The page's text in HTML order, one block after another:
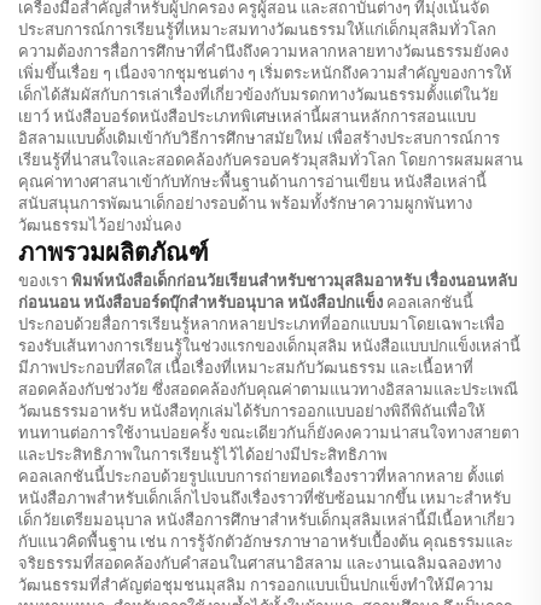
เครื่องมือสำคัญสำหรับผู้ปกครอง ครูผู้สอน และสถาบันต่างๆ ที่มุ่งเน้นจัด
ประสบการณ์การเรียนรู้ที่เหมาะสมทางวัฒนธรรมให้แก่เด็กมุสลิมทั่วโลก
ความต้องการสื่อการศึกษาที่คำนึงถึงความหลากหลายทางวัฒนธรรมยังคง
เพิ่มขึ้นเรื่อย ๆ เนื่องจากชุมชนต่าง ๆ เริ่มตระหนักถึงความสำคัญของการให้
เด็กได้สัมผัสกับการเล่าเรื่องที่เกี่ยวข้องกับมรดกทางวัฒนธรรมตั้งแต่ในวัย
เยาว์ หนังสือบอร์ดหนังสือประเภทพิเศษเหล่านี้ผสานหลักการสอนแบบ
อิสลามแบบดั้งเดิมเข้ากับวิธีการศึกษาสมัยใหม่ เพื่อสร้างประสบการณ์การ
เรียนรู้ที่น่าสนใจและสอดคล้องกับครอบครัวมุสลิมทั่วโลก โดยการผสมผสาน
คุณค่าทางศาสนาเข้ากับทักษะพื้นฐานด้านการอ่านเขียน หนังสือเหล่านี้
สนับสนุนการพัฒนาเด็กอย่างรอบด้าน พร้อมทั้งรักษาความผูกพันทาง
วัฒนธรรมไว้อย่างมั่นคง
ภาพรวมผลิตภัณฑ์
ของเรา พิมพ์หนังสือเด็กก่อนวัยเรียนสำหรับชาวมุสลิมอาหรับ เรื่องนอนหลับ
ก่อนนอน หนังสือบอร์ดบุ๊กสำหรับอนุบาล หนังสือปกแข็ง คอลเลกชันนี้
ประกอบด้วยสื่อการเรียนรู้หลากหลายประเภทที่ออกแบบมาโดยเฉพาะเพื่อ
รองรับเส้นทางการเรียนรู้ในช่วงแรกของเด็กมุสลิม หนังสือแบบปกแข็งเหล่านี้
มีภาพประกอบที่สดใส เนื้อเรื่องที่เหมาะสมกับวัฒนธรรม และเนื้อหาที่
สอดคล้องกับช่วงวัย ซึ่งสอดคล้องกับคุณค่าตามแนวทางอิสลามและประเพณี
วัฒนธรรมอาหรับ หนังสือทุกเล่มได้รับการออกแบบอย่างพิถีพิถันเพื่อให้
ทนทานต่อการใช้งานบ่อยครั้ง ขณะเดียวกันก็ยังคงความน่าสนใจทางสายตา
และประสิทธิภาพในการเรียนรู้ไว้ได้อย่างมีประสิทธิภาพ
คอลเลกชันนี้ประกอบด้วยรูปแบบการถ่ายทอดเรื่องราวที่หลากหลาย ตั้งแต่
หนังสือภาพสำหรับเด็กเล็กไปจนถึงเรื่องราวที่ซับซ้อนมากขึ้น เหมาะสำหรับ
เด็กวัยเตรียมอนุบาล หนังสือการศึกษาสำหรับเด็กมุสลิมเหล่านี้มีเนื้อหาเกี่ยว
กับแนวคิดพื้นฐาน เช่น การรู้จักตัวอักษรภาษาอาหรับเบื้องต้น คุณธรรมและ
จริยธรรมที่สอดคล้องกับคำสอนในศาสนาอิสลาม และงานเฉลิมฉลองทาง
วัฒนธรรมที่สำคัญต่อชุมชนมุสลิม การออกแบบเป็นปกแข็งทำให้มีความ